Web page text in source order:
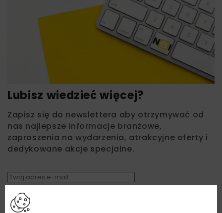
Lubisz wiedzieć więcej?
Zapisz się do newslettera aby otrzymywać od
nas najlepsze informacje branżowe,
zaproszenia na wydarzenia, atrakcyjne oferty i
dedykowane akcje specjalne.
Zapoznałam/em się z
Regulaminem